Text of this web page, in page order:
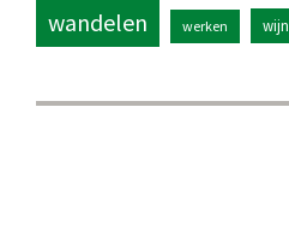
wandelen werken wijn